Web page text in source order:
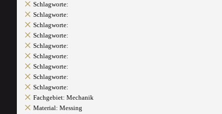
Schlagworte:
Schlagworte:
Schlagworte:
Schlagworte:
Schlagworte:
Schlagworte:
Schlagworte:
Schlagworte:
Schlagworte:
Fachgebiet: Mechanik
Material: Messing